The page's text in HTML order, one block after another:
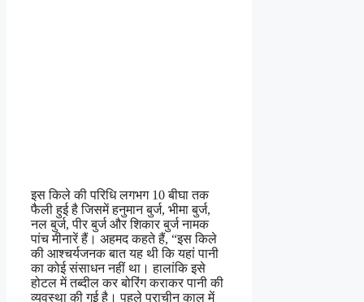
इस किले की परिधि लगभग 10 बीघा तक
फैली हुई है जिसमें हनुमान बुर्ज, भीमा बुर्ज,
नल बुर्ज, पीर बुर्ज और शिकार बुर्ज नामक
पांच मीनारें हैं। अहमद कहते हैं, “इस किले
की आश्चर्यजनक बात यह थी कि यहां पानी
का कोई संसाधन नहीं था। हालांकि इसे
होटल में तब्दील कर बोरिंग कराकर पानी की
व्यवस्था की गई है। पहले प्राचीन काल में